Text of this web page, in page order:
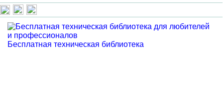
Бесплатная техническая библиотека